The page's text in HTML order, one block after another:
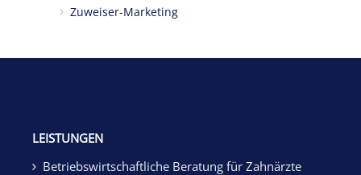
Zuweiser-Marketing
LEISTUNGEN
Betriebswirtschaftliche Beratung für Zahnärzte